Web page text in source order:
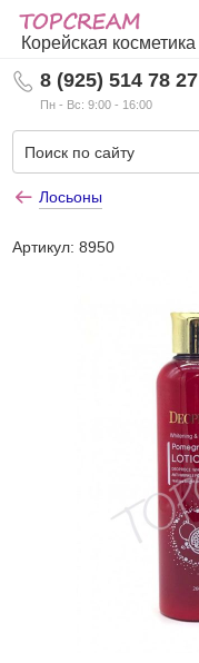
Корейская косметика
8 (925) 514 78 27
Пн - Вс: 9:00 - 16:00
Лосьоны
Артикул:8950